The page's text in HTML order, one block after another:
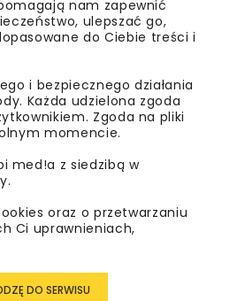
ze stacji eTAURON
w kontekście przyszłego
nam zapewnić
ulepszać go,
do Ciebie treści i
i bezpiecznego działania
Każda udzielona zgoda
Zgoda na pliki
momencie.
med!a z siedzibą w
oraz o przetwarzaniu
Ci uprawnieniach,
DO SERWISU